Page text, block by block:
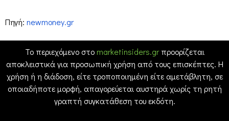
Πηγή: newmoney.gr
Το περιεχόμενο στοmarketinsiders.grπροορίζεται
αποκλειστικά για προσωπική χρήση από τους επισκέπτες. Η
χρήση ή η διάδοση, είτε τροποποιημένη είτε αμετάβλητη, σε
οποιαδήποτε μορφή, απαγορεύεται αυστηρά χωρίς τη ρητή
γραπτή συγκατάθεση του εκδότη.